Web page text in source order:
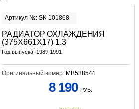
Артикул №: SK-101868
РАДИАТОР ОХЛАЖДЕНИЯ
(375Х661Х17) 1.3
Год выпуска: 1989-1991
Оригинальный номер: MB538544
8 190 РУБ.